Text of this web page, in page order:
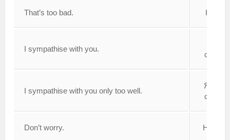
That’s too bad. Как
I sympathise with you.
I sympathise with you only too well.
Я Вам
Don’t worry. Не